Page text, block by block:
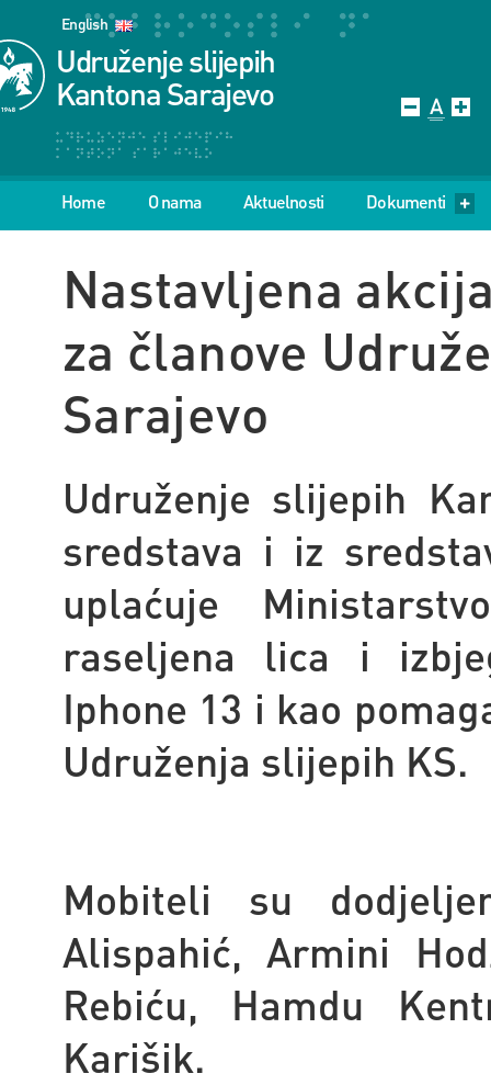
English
Udruženje slijepih
Kantona Sarajevo
Home O nama Aktuelnosti Dokumenti
Nastavljena
za članove
Sarajevo
Udruženje slijepih
sredstava i iz
uplaćuje
raseljena lica i
Iphone 13 i kao
Udruženja slijepih KS.
Mobiteli su
Alispahić, Armini
Rebiću, Hamdu
Karišik.